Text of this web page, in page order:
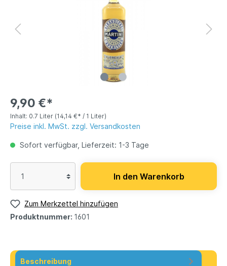
9,90 €*
Inhalt: 0.7 Liter (14,14 €* / 1 Liter)
Preise inkl. MwSt. zzgl. Versandkosten
Sofort verfügbar, Lieferzeit: 1-3 Tage
In den Warenkorb
Zum Merkzettel hinzufügen
Produktnummer: 1601
Beschreibung